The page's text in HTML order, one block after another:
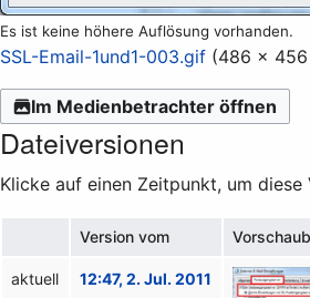
Es ist keine höhere Auflösung vorhanden.
SSL-Email-1und1-003.gif (486 × 456
Im Medienbetrachter öffnen
Dateiversionen
Klicke auf einen Zeitpunkt, um diese
Version vom
aktuell 12:47, 2. Jul. 2011